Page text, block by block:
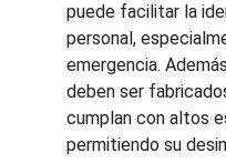
puede facilitar la
personal,
emergencia.
deben ser
cumplan con altos
permitiendo su